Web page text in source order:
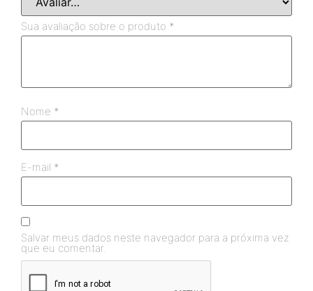
Sua avaliação sobre o produto *
Nome *
E-mail *
Salvar meus dados neste navegador para a próxima vez
que eu comentar.